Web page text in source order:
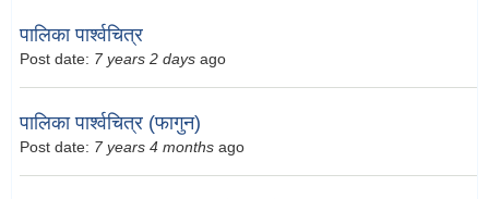
पालिका पार्श्वचित्र
Post date: 7 years 2 days ago
पालिका पार्श्वचित्र (फागुन)
Post date: 7 years 4 months ago